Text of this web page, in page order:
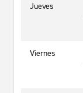
Jueves
Viernes